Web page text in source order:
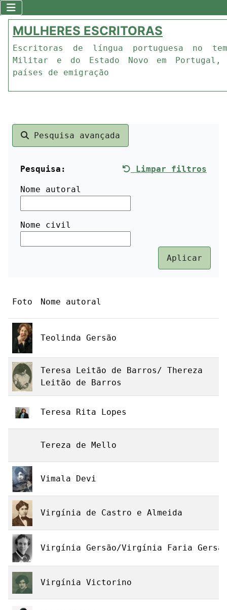
MULHERES ESCRITORAS
Escritoras de língua portuguesa no
Militar e do Estado Novo em
países de emigração
Pesquisa avançada
Pesquisa: Limpar filtros
Nome autoral
Nome civil
Foto Nome autoral
Teolinda Gersão
Teresa Leitão de Barros/ Thereza
Leitão de Barros
Teresa Rita Lopes
Tereza de Mello
Vimala Devi
Virgínia de Castro e Almeida
Virgínia Gersão/Virgínia Faria
Virgínia Victorino